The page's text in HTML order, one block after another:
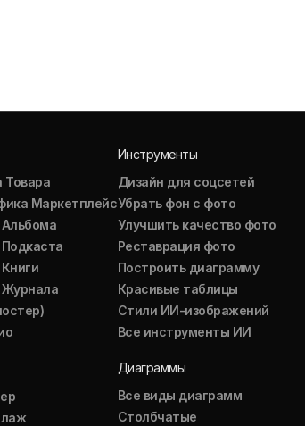
Товара
Маркетплейс
Инструменты
Дизайн для соцсетей
Убрать фон с фото
Улучшить качество фото
Реставрация фото
Построить диаграмму
Красивые таблицы
Стили ИИ-изображений
Все инструменты ИИ
Диаграммы
Все виды диаграмм
Столбчатые